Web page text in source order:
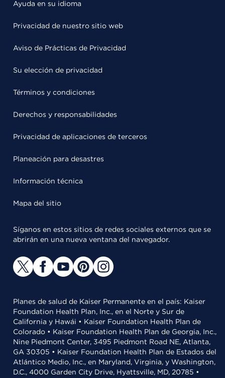
Ayuda en su idioma
Privacidad de nuestro sitio web
Aviso de Prácticas de Privacidad
Su elección de privacidad
Términos y condiciones
Derechos y responsabilidades
Privacidad de aplicaciones de terceros
Planeación para desastres
Información técnica
Mapa del sitio
Síganos en estos sitios de redes sociales externos que se
abrirán en una nueva ventana del navegador.
Planes de salud de Kaiser Permanente en el país: Kaiser
Foundation Health Plan, Inc., en el Norte y Sur de
California y Hawái • Kaiser Foundation Health Plan de
Colorado • Kaiser Foundation Health Plan de Georgia, Inc.,
Nine Piedmont Center, 3495 Piedmont Road NE, Atlanta,
GA 30305 • Kaiser Foundation Health Plan de Estados del
Atlántico Medio, Inc., en Maryland, Virginia, y Washington,
D.C., 4000 Garden City Drive, Hyattsville, MD, 20785 •